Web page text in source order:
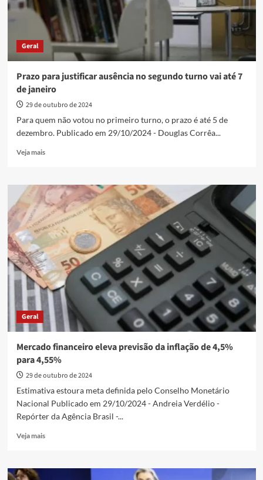
Geral
Prazo para justificar ausência no segundo turno vai até 7
de janeiro
29 de outubro de 2024
Para quem não votou no primeiro turno, o prazo é até 5 de
dezembro. Publicado em 29/10/2024 - Douglas Corrêa...
Veja maisRead
Prazo
para
justificar
ausência
no
segundo
turno
vai
até
7
de
janeiro
Geral
Mercado financeiro eleva previsão da inflação de 4,5%
para 4,55%
29 de outubro de 2024
Estimativa estoura meta definida pelo Conselho Monetário
Nacional Publicado em 29/10/2024 - Andreia Verdélio -
Repórter da Agência Brasil -...
Veja maisRead
Mercado